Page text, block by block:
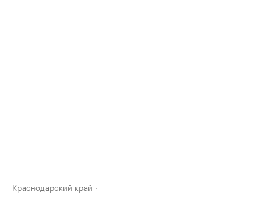
Краснодарский край